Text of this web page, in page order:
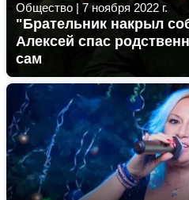
Общество | 7 ноября 2022 г.
"Брательник накрыл
Алексей спас
сам